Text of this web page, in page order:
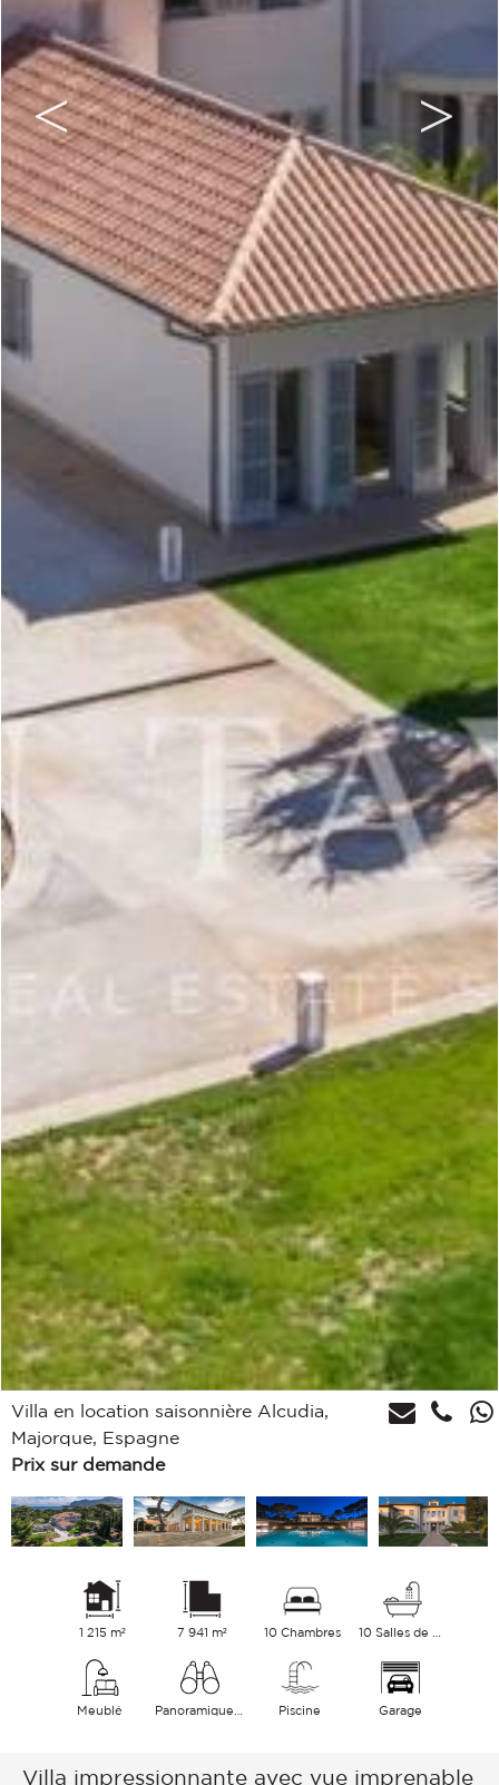
Villa en location saisonnière Alcudia,
Majorque, Espagne
Prix sur demande
1 215 m² 7 941 m² 10 Chambres
Meublé Piscine Garage
Villa impressionnante avec vue imprenable